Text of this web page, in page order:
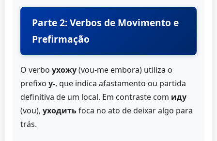
Parte 2: Verbos de Movimento e
Prefirmação
O verbo ухожу(vou-me embora) utiliza o
prefixo у-, que indica afastamento ou partida
definitiva de um local. Em contraste com иду
(vou), уходитьfoca no ato de deixar algo para
trás.